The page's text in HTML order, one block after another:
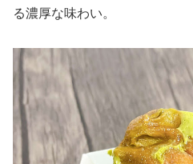
る濃厚な味わい。